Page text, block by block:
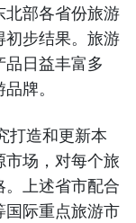
北部各省份旅游
初步结果。旅游
日益丰富多
牌。
打造和更新本
场，对每个旅
上述省市配合
国际重点旅游市